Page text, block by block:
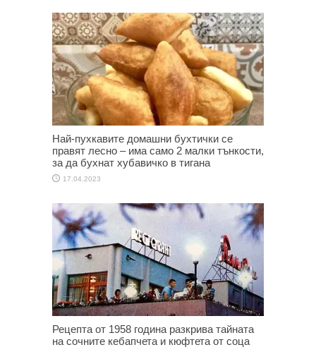
Най-пухкавите домашни бухтички се
правят лесно – има само 2 малки тънкости,
за да бухнат хубавичко в тигана
17.04.2023
Рецепта от 1958 година разкрива тайната
на сочните кебапчета и кюфтета от соца